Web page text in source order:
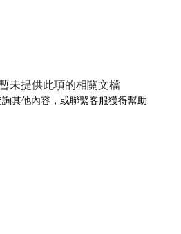
未提供此項的相關文檔
其他內容，或聯繫客服獲得幫助